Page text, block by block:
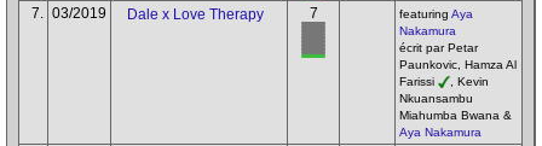
7. 03/2019 Dale x Love Therapy 7 featuring Aya
Nakamura
écrit par Petar
Paunkovic, Hamza Al
Farissi
, Kevin
Nkuansambu
Miahumba Bwana &
Aya Nakamura